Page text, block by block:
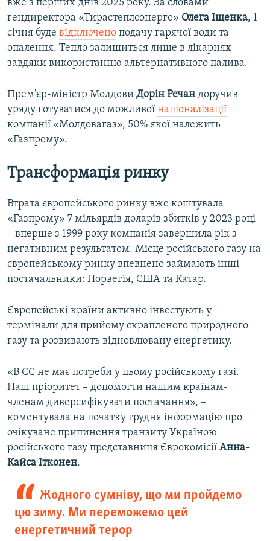
вже з перших днів 2025 року. За словами
гендиректора «Тирастеплоэнерго» Олега Іщенка, 1
січня буде відключено подачу гарячої води та
опалення. Тепло залишиться лише в лікарнях
завдяки використанню альтернативного палива.
Прем'єр-міністр Молдови Дорін Речан доручив
уряду готуватися до можливої націоналізації
компанії «Молдовагаз», 50% якої належить
«Газпрому».
Трансформація ринку
Втрата європейського ринку вже коштувала
«Газпрому» 7 мільярдів доларів збитків у 2023 році
– вперше з 1999 року компанія завершила рік з
негативним результатом. Місце російського газу на
європейському ринку впевнено займають інші
постачальники: Норвегія, США та Катар.
Європейські країни активно інвестують у
термінали для прийому скрапленого природного
газу та розвивають відновлювану енергетику.
«В ЄС не має потреби у цьому російському газі.
Наш пріоритет – допомогти нашим країнам-
членам диверсифікувати постачання», –
коментувала на початку грудня інформацію про
очікуване припинення транзиту Україною
російського газу представниця Єврокомісії Анна-
Кайса Ітконен.
Жодного сумніву, що ми пройдемо
цю зиму. Ми переможемо цей
енергетичний терор